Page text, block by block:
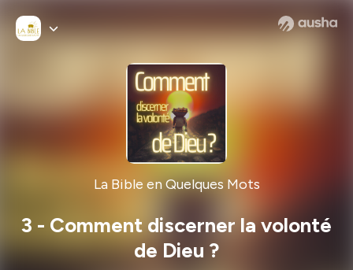
La Bible en Quelques Mots
3 - Comment discerner la volonté
de Dieu ?